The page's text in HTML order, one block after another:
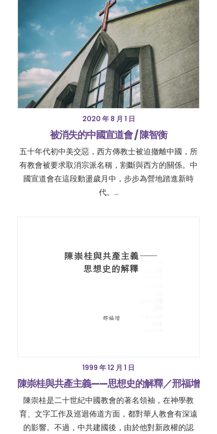
2020 年 8 月 1 日
被消失的中國宣道會 / 陳智衡
五十年代初中美交惡，西方傳教士被迫撤離中國，所
有教會被要求取消宗派名稱，割斷與西方的關係。中
國宣道會在這段動盪歲月中，步步為營地踏進新時
代。…
1999 年 12 月 1 日
陳崇桂與共產主義——思想史的解釋／邢福增
陳崇桂是二十世紀中國教會的著名領袖，在神學教
育、文字工作及巡迴佈道方面，都對華人教會有深遠
的影響。不過，中共建國後，由於他對新政權的認